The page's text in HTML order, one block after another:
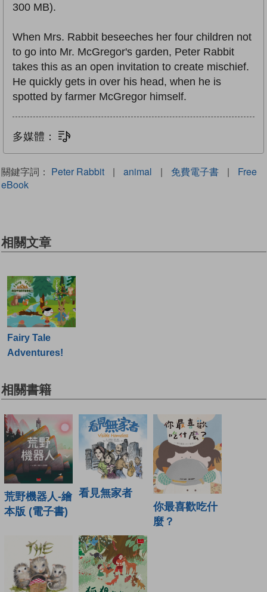
300 MB).
When Mrs. Rabbit beseeches her four children not
to go into Mr. McGregor's garden, Peter Rabbit
takes this as an open invitation to create mischief.
He quickly gets in over his head, when he is
spotted by farmer McGregor himself.
多媒體：
關鍵字詞： Peter Rabbit | animal | 免費電子書 |
Free
eBook
相關文章
Fairy Tale
Adventures!
相關書籍
荒野機器人-繪
本版 (電子書)
看見無家者
你最喜歡吃什
麼？